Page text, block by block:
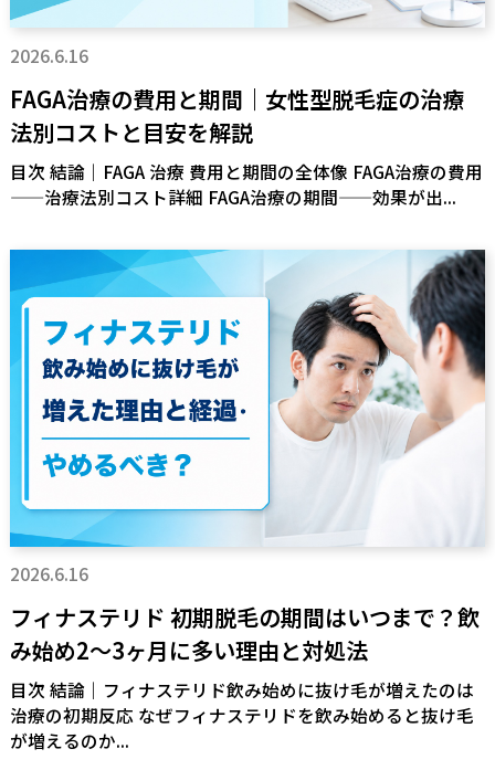
2026.6.16
FAGA治療の費用と期間｜女性型脱毛症の治療
法別コストと目安を解説
目次 結論｜FAGA 治療 費用と期間の全体像 FAGA治療の費用
——治療法別コスト詳細 FAGA治療の期間——効果が出...
2026.6.16
フィナステリド 初期脱毛の期間はいつまで？飲
み始め2〜3ヶ月に多い理由と対処法
目次 結論｜フィナステリド飲み始めに抜け毛が増えたのは
治療の初期反応 なぜフィナステリドを飲み始めると抜け毛
が増えるのか...